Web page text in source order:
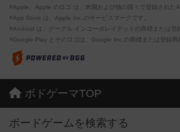
※Apple、Apple のロゴ は、米国および他の国々で登録された
※App Store は、Apple Inc.のサービスマークです。
※Android は、グーグル インコーポレイテッドの商標または登
※Google Play とそのロゴは、Google Inc.の商標または登録商
ボドゲーマTOP
ボードゲームを検索する